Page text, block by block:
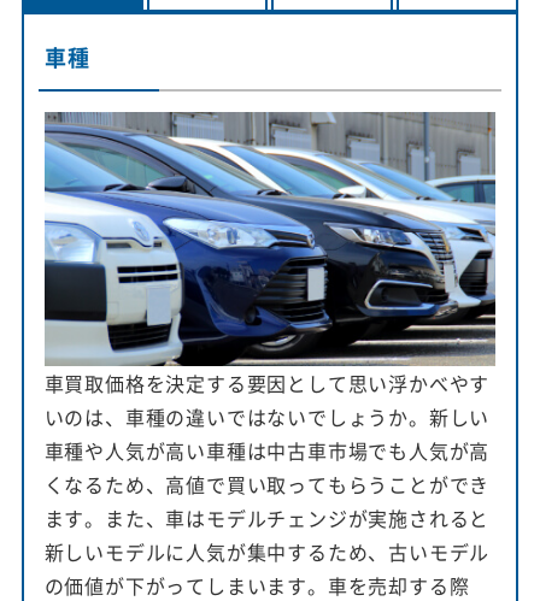
車種
車買取価格を決定する要因として思い浮かべやす
いのは、車種の違いではないでしょうか。新しい
車種や人気が高い車種は中古車市場でも人気が高
くなるため、高値で買い取ってもらうことができ
ます。また、車はモデルチェンジが実施されると
新しいモデルに人気が集中するため、古いモデル
の価値が下がってしまいます。車を売却する際